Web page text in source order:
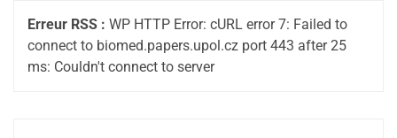
Erreur RSS : WP HTTP Error: cURL error 7: Failed to
connect to biomed.papers.upol.cz port 443 after 25
ms: Couldn't connect to server